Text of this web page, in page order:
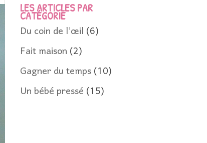
LES ARTICLES PAR
CATÉGORIE
Du coin de l’œil(6)
Fait maison(2)
Gagner du temps(10)
Un bébé pressé(15)